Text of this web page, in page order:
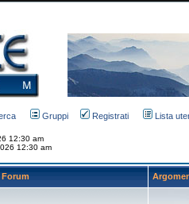
Gruppi Registrati Lista
12:30 am
12:30 am
Forum